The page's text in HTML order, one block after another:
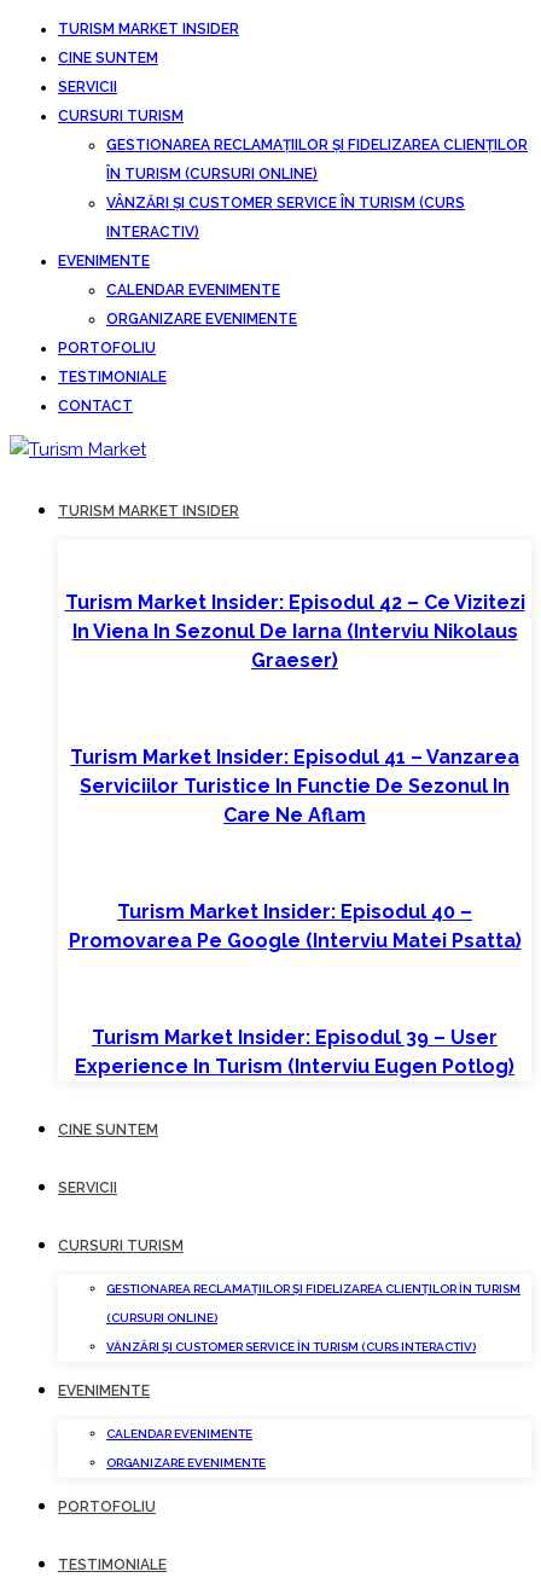
TURISM MARKET INSIDER
CINE SUNTEM
SERVICII
CURSURI TURISM
GESTIONAREA RECLAMAȚIILOR ȘI FIDELIZAREA CLIENȚILOR
ÎN TURISM (CURSURI ONLINE)
VÂNZĂRI ȘI CUSTOMER SERVICE ÎN TURISM (CURS
INTERACTIV)
EVENIMENTE
CALENDAR EVENIMENTE
ORGANIZARE EVENIMENTE
PORTOFOLIU
TESTIMONIALE
CONTACT
TURISM MARKET INSIDER
Turism Market Insider: Episodul 42 – Ce Vizitezi
In Viena In Sezonul De Iarna (interviu Nikolaus
Graeser)
Turism Market Insider: Episodul 41 – Vanzarea
Serviciilor Turistice In Functie De Sezonul In
Care Ne Aflam
Turism Market Insider: Episodul 40 –
Promovarea Pe Google (interviu Matei Psatta)
Turism Market Insider: Episodul 39 – User
Experience In Turism (interviu Eugen Potlog)
CINE SUNTEM
SERVICII
CURSURI TURISM
GESTIONAREA RECLAMAȚIILOR ȘI FIDELIZAREA CLIENȚILOR ÎN TURISM
(CURSURI ONLINE)
VÂNZĂRI ȘI CUSTOMER SERVICE ÎN TURISM (CURS INTERACTIV)
EVENIMENTE
CALENDAR EVENIMENTE
ORGANIZARE EVENIMENTE
PORTOFOLIU
TESTIMONIALE